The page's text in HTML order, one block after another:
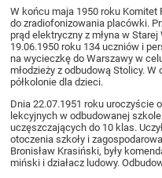
W końcu maja 1950 roku Komitet
do zradiofonizowania placówki.
prąd elektryczny z młyna w
19.06.1950 roku 134 uczniów i
na wycieczkę do Warszawy w
młodzieży z odbudową Stolicy.
półkolonie dla dzieci.
Dnia 22.07.1951 roku uroczyście
lekcyjnych w odbudowanej
uczęszczających do 10 klas.
otoczenia szkoły i
Bronisław Krasiński, były
miński i działacz ludowy.